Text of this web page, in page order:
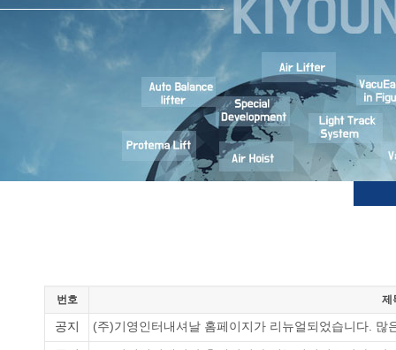
번호 제
공지 (주)기영인터내셔날 홈페이지가 리뉴얼되었습니다. 많